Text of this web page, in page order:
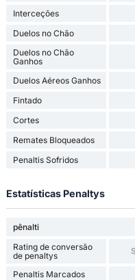
Interceções
Duelos no Chão
Duelos no Chão
Ganhos
Duelos Aéreos Ganhos
Fintado
Cortes
Remates Bloqueados
Penaltis Sofridos
Estatísticas Penaltys
pênalti
Rating de conversão
de penaltys
Penaltis Marcados